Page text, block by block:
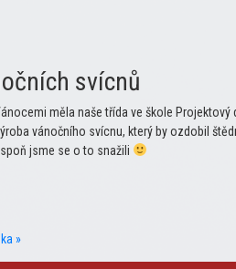
svícnů
měla naše třída ve škole Projektový
vánočního svícnu, který by ozdobil
jsme se o to snažili
»